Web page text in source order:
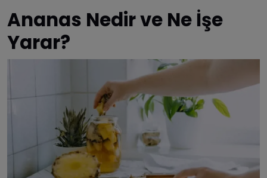
Ananas Nedir ve Ne İşe
Yarar?